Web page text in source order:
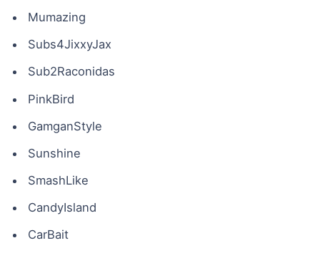
Mumazing
Subs4JixxyJax
Sub2Raconidas
PinkBird
GamganStyle
Sunshine
SmashLike
CandyIsland
CarBait